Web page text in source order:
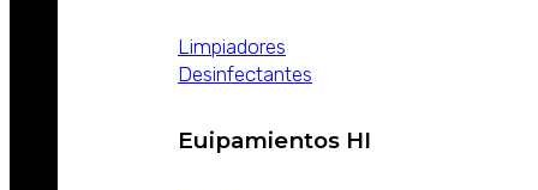
Limpiadores
Desinfectantes
Euipamientos HI